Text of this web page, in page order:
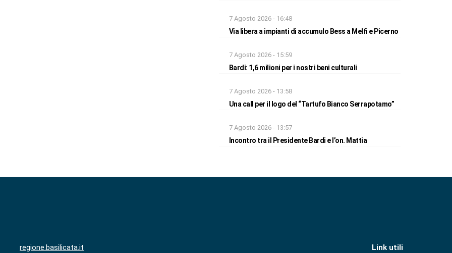
7 Agosto 2026 - 16:48
Via libera a impianti di accumulo Bess a Melfi e Picerno
7 Agosto 2026 - 15:59
Bardi: 1,6 milioni per i nostri beni culturali
7 Agosto 2026 - 13:58
Una call per il logo del “Tartufo Bianco Serrapotamo”
7 Agosto 2026 - 13:57
Incontro tra il Presidente Bardi e l’on. Mattia
regione.basilicata.it Link utili